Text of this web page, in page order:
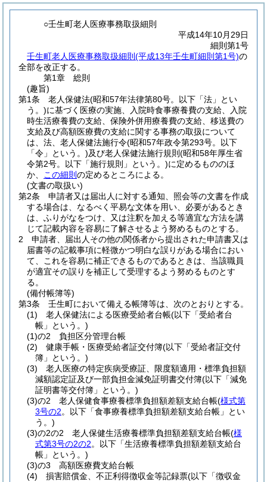
○壬生町老人医療事務取扱細則
平成14年10月29日
細則第1号
壬生町老人医療事務取扱細則(平成13年壬生町細則第1号)の
全部を改正する。
第1章
総則
(趣旨)
第1条
老人保健法(昭和57年法律第80号。以下「法」とい
う。)に基づく医療の実施、入院時食事療養費の支給、入院
時生活療養費の支給、保険外併用療養費の支給、移送費の
支給及び高額医療費の支給に関する事務の取扱について
は、法、老人保健法施行令(昭和57年政令第293号。以下
「令」という。)及び老人保健法施行規則 (昭和58年厚生省
令第2号。以下「施行規則」という。)に定めるもののほ
か、
この細則 の定めるところによる。
(文書の取扱い)
第2条
申請者又は届出人に対する通知、照会等の文書を作成
する場合は、なるべく平易な文体を用い、必要があるとき
は、ふりがなをつけ、又は注釈を加える等適宜な方法を講
じて記載内容を容易に了解させるよう努めるものとする。
2
申請者、届出人その他の関係者から提出された申請書又は
届書等の記載事項に軽微かつ明白な誤りがある場合におい
て、これを容易に補正できるものであるときは、当該職員
が適宜その誤りを補正して受理するよう努めるものとす
る。
(備付帳簿等)
第3条
壬生町において備える帳簿等は、次のとおりとする。
(1)
老人保健法による医療受給者台帳(以下「受給者台
帳」という。)
(1)の2
負担区分管理台帳
(2)
健康手帳・医療受給者証交付簿(以下「受給者証交付
簿」という。)
(3)
老人医療の特定疾病受療証、限度額適用・標準負担額
減額認定証及び一部負担金減免証明書交付簿(以下「減免
証明書等交付簿」という。)
(3)の2
老人保健食事療養標準負担額差額支給台帳(様式第
3号の2。以下「食事療養標準負担額差額支給台帳」とい
う。)
(3)の2の2
老人保健生活療養標準負担額差額支給台帳(様
式第3号の2の2。以下「生活療養標準負担額差額支給台
帳」という。)
(3)の3
高額医療費支給台帳
(4)
損害賠償金、不正利得徴収金等記録票(以下「徴収金